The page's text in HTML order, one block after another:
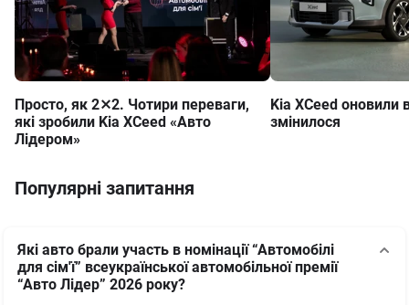
Просто, як 2⨯2. Чотири переваги,
які зробили Kia XCeed «Авто
Лідером»
Kia XCeed оновили
змінилося
Популярні запитання
Які авто брали участь в номінації “Автомобілі
для сім'ї” всеукраїнської автомобільної премії
“Авто Лідер” 2026 року?